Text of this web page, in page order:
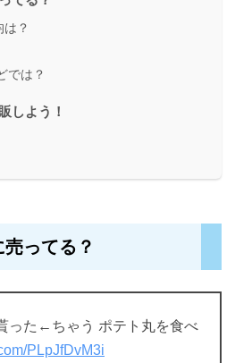
？
では？
しよう！
ってる？
った←ちゃう ポテト丸を食べ
PLpJfDvM3i